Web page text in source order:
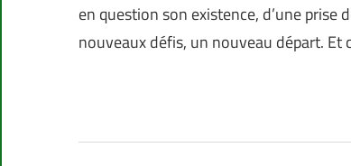
en question son existence, d’une prise
nouveaux défis, un nouveau départ. Et